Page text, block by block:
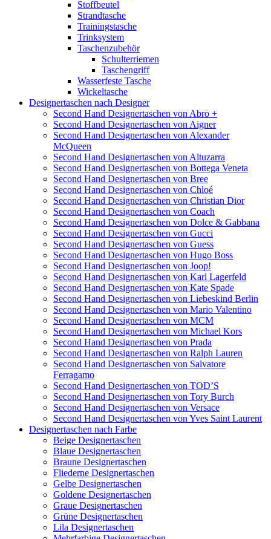
Stoffbeutel
Strandtasche
Trainingstasche
Trinksystem
Taschenzubehör
Schulterriemen
Taschengriff
Wasserfeste Tasche
Wickeltasche
Designertaschen nach Designer
Second Hand Designertaschen von Abro +
Second Hand Designertaschen von Aigner
Second Hand Designertaschen von Alexander
McQueen
Second Hand Designertaschen von Altuzarra
Second Hand Designertaschen von Bottega Veneta
Second Hand Designertaschen von Bree
Second Hand Designertaschen von Chloé
Second Hand Designertaschen von Christian Dior
Second Hand Designertaschen von Coach
Second Hand Designertaschen von Dolce & Gabbana
Second Hand Designertaschen von Gucci
Second Hand Designertaschen von Guess
Second Hand Designertaschen von Hugo Boss
Second Hand Designertaschen von Joop!
Second Hand Designertaschen von Karl Lagerfeld
Second Hand Designertaschen von Kate Spade
Second Hand Designertaschen von Liebeskind Berlin
Second Hand Designertaschen von Mario Valentino
Second Hand Designertaschen von MCM
Second Hand Designertaschen von Michael Kors
Second Hand Designertaschen von Prada
Second Hand Designertaschen von Ralph Lauren
Second Hand Designertaschen von Salvatore
Ferragamo
Second Hand Designertaschen von TOD’S
Second Hand Designertaschen von Tory Burch
Second Hand Designertaschen von Versace
Second Hand Designertaschen von Yves Saint Laurent
Designertaschen nach Farbe
Beige Designertaschen
Blaue Designertaschen
Braune Designertaschen
Fliederne Designertaschen
Gelbe Designertaschen
Goldene Designertaschen
Graue Designertaschen
Grüne Designertaschen
Lila Designertaschen